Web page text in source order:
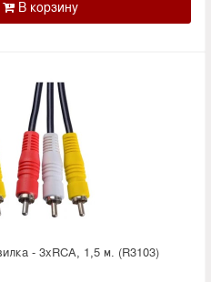
- 3xRCA, 1,5 м. (R3103)